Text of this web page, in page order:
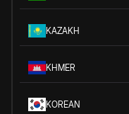
KAZAKH
KHMER
KOREAN